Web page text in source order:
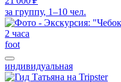
за группу, 1–10 чел.
2 часа
foot
индивидуальная